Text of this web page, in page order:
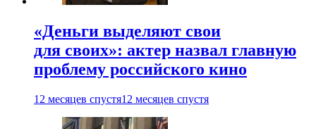
«Деньги выделяют свои
для своих»: актер назвал главную
проблему российского кино
12 месяцев спустя12 месяцев спустя